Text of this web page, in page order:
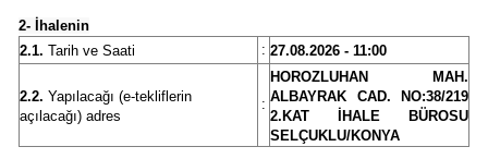
Siirt
Sinop
Sivas
2- İhalenin
2.1. Tarih ve Saati : 27.08.2026 - 11:00
2.2. Yapılacağı (e-tekliflerin
açılacağı) adres
:
HOROZLUHAN MAH.
ALBAYRAK CAD. NO:38/219
2.KAT İHALE BÜROSU
SELÇUKLU/KONYA